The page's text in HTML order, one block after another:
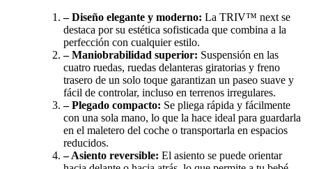
– Diseño elegante y moderno: La TRIV™ next se
destaca por su estética sofisticada que combina a la
perfección con cualquier estilo.
– Maniobrabilidad superior: Suspensión en las
cuatro ruedas, ruedas delanteras giratorias y freno
trasero de un solo toque garantizan un paseo suave y
fácil de controlar, incluso en terrenos irregulares.
– Plegado compacto: Se pliega rápida y fácilmente
con una sola mano, lo que la hace ideal para guardarla
en el maletero del coche o transportarla en espacios
reducidos.
– Asiento reversible: El asiento se puede orientar